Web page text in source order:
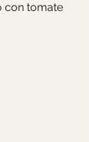
con tomate